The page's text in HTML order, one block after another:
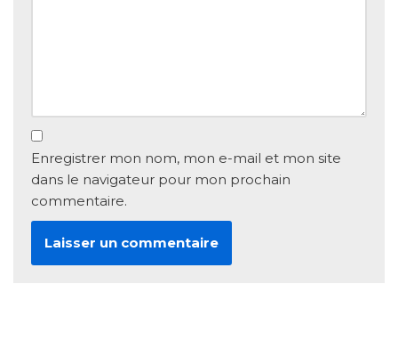
Enregistrer mon nom, mon e-mail et mon site
dans le navigateur pour mon prochain
commentaire.